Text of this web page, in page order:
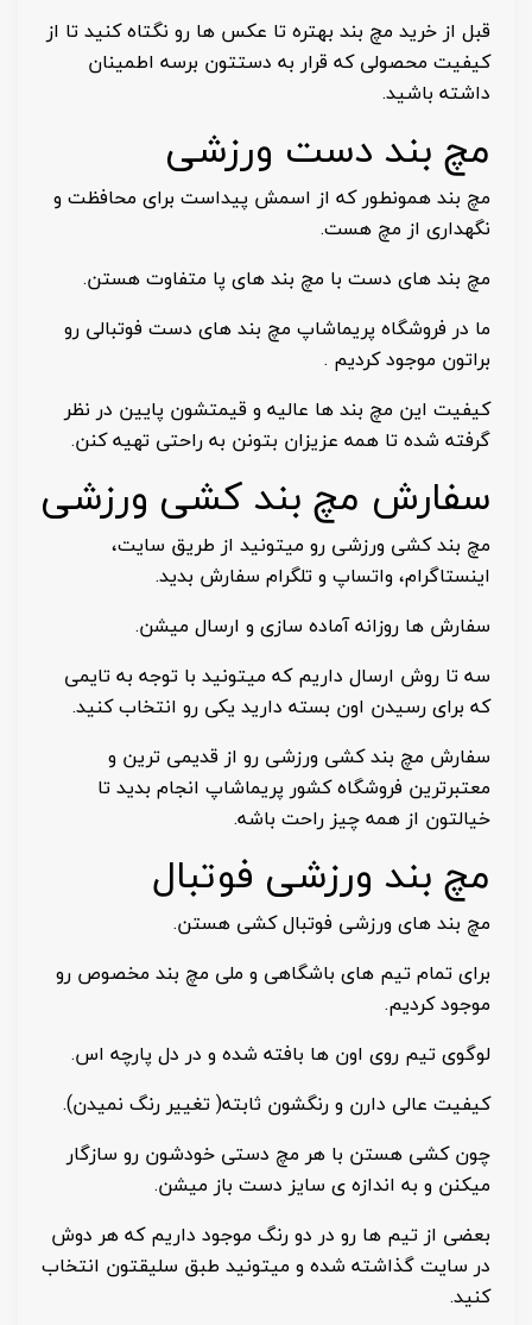
قبل از خرید مچ بند بهتره تا عکس ها رو نگتاه کنید تا از
کیفیت محصولی که قرار به دستتون برسه اطمینان
داشته باشید.
مچ بند دست ورزشی
مچ بند همونطور که از اسمش پیداست برای محافظت و
نگهداری از مچ هست.
مچ بند های دست با مچ بند های پا متفاوت هستن.
ما در فروشگاه پریماشاپ مچ بند های دست فوتبالی رو
براتون موجود کردیم .
کیفیت این مچ بند ها عالیه و قیمتشون پایین در نظر
گرفته شده تا همه عزیزان بتونن به راحتی تهیه کنن.
سفارش مچ بند کشی ورزشی
مچ بند کشی ورزشی رو میتونید از طریق سایت،
اینستاگرام، واتساپ و تلگرام سفارش بدید.
سفارش ها روزانه آماده سازی و ارسال میشن.
سه تا روش ارسال داریم که میتونید با توجه به تایمی
که برای رسیدن اون بسته دارید یکی رو انتخاب کنید.
سفارش مچ بند کشی ورزشی رو از قدیمی ترین و
معتبرترین فروشگاه کشور پریماشاپ انجام بدید تا
خیالتون از همه چیز راحت باشه.
مچ بند ورزشی فوتبال
مچ بند های ورزشی فوتبال کشی هستن.
برای تمام تیم های باشگاهی و ملی مچ بند مخصوص رو
موجود کردیم.
لوگوی تیم روی اون ها بافته شده و در دل پارچه اس.
کیفیت عالی دارن و رنگشون ثابته( تغییر رنگ نمیدن).
چون کشی هستن با هر مچ دستی خودشون رو سازگار
میکنن و به اندازه ی سایز دست باز میشن.
بعضی از تیم ها رو در دو رنگ موجود داریم که هر دوش
در سایت گذاشته شده و میتونید طبق سلیقتون انتخاب
کنید.